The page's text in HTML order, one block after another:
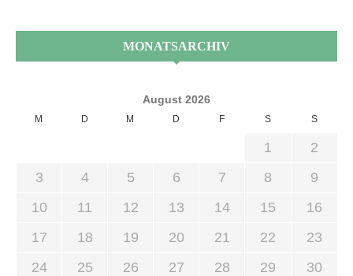
MONATSARCHIV
August 2026
M D M D F S S
1
2
3
4 5 6 7 8
9
10
11 12 13 14 15
16
17
18 19 20 21 22
23
24
25 26 27 28 29
30